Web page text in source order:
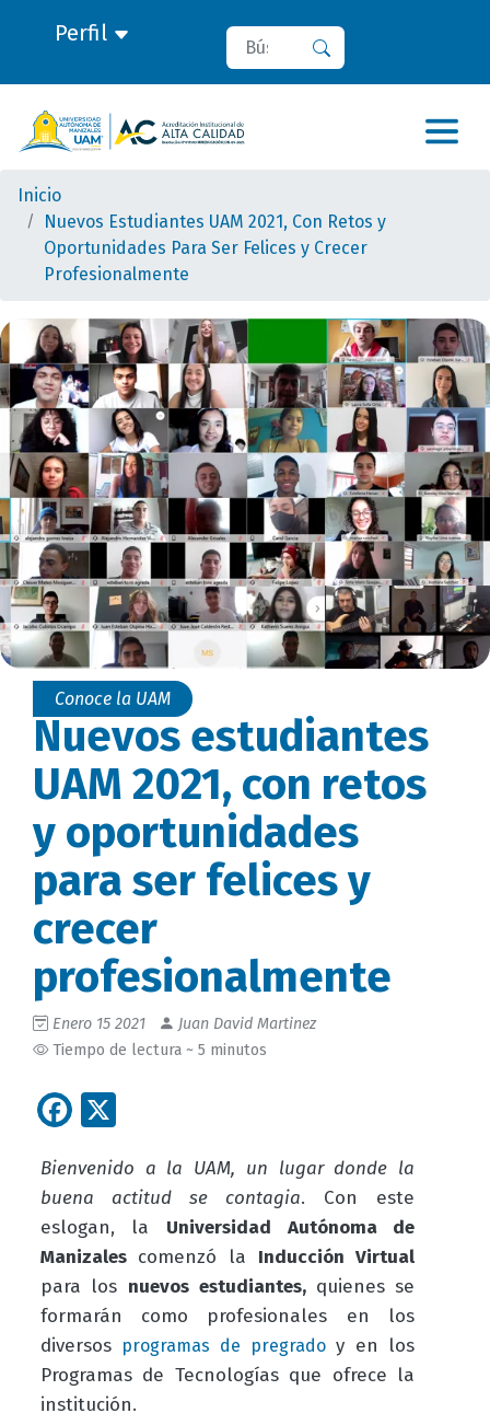
Perfil Buscar
Inicio
Nuevos Estudiantes UAM 2021, Con Retos y
Oportunidades Para Ser Felices y Crecer
Profesionalmente
Conoce la UAM
Nuevos estudiantes
UAM 2021, con retos
y oportunidades
para ser felices y
crecer
profesionalmente
Enero 15 2021
Juan David Martinez
Tiempo de lectura ~ 5 minutos
Facebook
Bienvenido a la UAM, un lugar donde la
buena actitud se contagia. Con este
eslogan, la Universidad Autónoma de
Manizales comenzó la Inducción Virtual
para los nuevos estudiantes, quienes se
formarán como profesionales en los
diversos programas de pregradoy en los
Programas de Tecnologías que ofrece la
institución.